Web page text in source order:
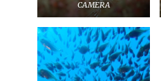
CAMERA